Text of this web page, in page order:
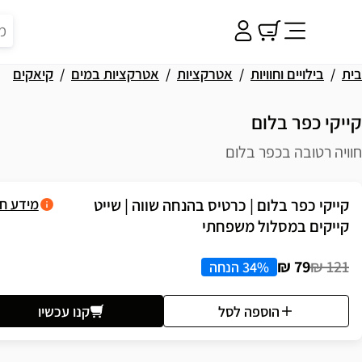
בית בילויים וחוויות אטרקציות אטרקציות במים קיאקים
קייקי כפר בלום
חוויה רטובה בכפר בלום
אפשרויות רכישה
קייקי כפר בלום | כרטיס בהנחה שווה | שייט
קייקים במסלול משפחתי
מידע
121 ₪
79 ₪ 34% הנחה
הוספה לסל קנו עכשיו